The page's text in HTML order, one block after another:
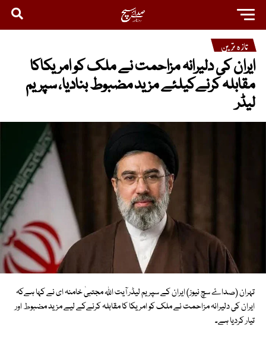
تازہ ترین
ایران کی دلیرانہ مزاحمت نے ملک کو امریکاکا
مقابلہ کرنےکیلئے مزید مضبوط بنادیا، سپریم
لیڈر
تہران (صداۓ سچ نیوز) ایران کے سپریم لیڈر آیت اللہ مجتبیٰ خامنہ ای نے کہا ہےکہ
ایران کی دلیرانہ مزاحمت نے ملک کو امریکا کا مقابلہ کرنےکے لیے مزید مضبوط اور
تیار کردیا ہے۔